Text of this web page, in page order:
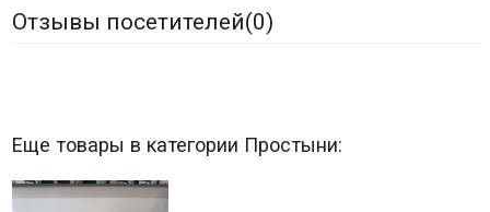
Отзывы посетителей(0)
Еще товары в категории Простыни: